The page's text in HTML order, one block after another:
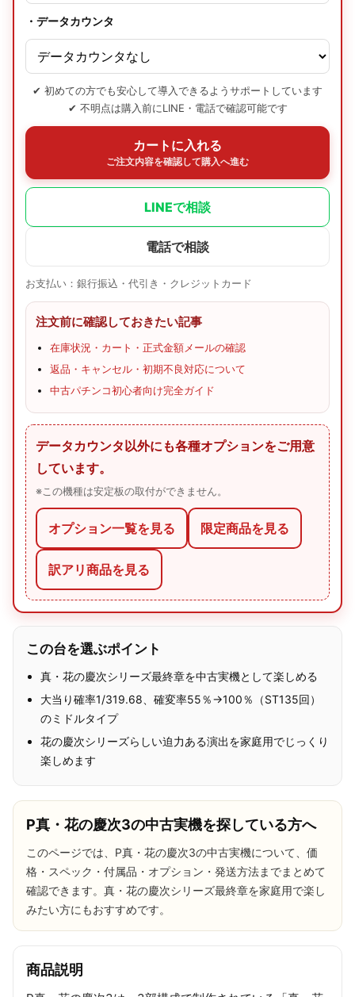
・データカウンタ
✔ 初めての方でも安心して導入できるようサポートしています
✔ 不明点は購入前にLINE・電話で確認可能です
カートに入れる
ご注文内容を確認して購入へ進む
LINEで相談
電話で相談
お支払い：銀行振込・代引き・クレジットカード
注文前に確認しておきたい記事
在庫状況・カート・正式金額メールの確認
返品・キャンセル・初期不良対応について
中古パチンコ初心者向け完全ガイド
データカウンタ以外にも各種オプションをご用意
しています。
※この機種は安定板の取付ができません。
オプション一覧を見る 限定商品を見る
訳アリ商品を見る
この台を選ぶポイント
真・花の慶次シリーズ最終章を中古実機として楽しめる
大当り確率1/319.68、確変率55％→100％（ST135回）
のミドルタイプ
花の慶次シリーズらしい迫力ある演出を家庭用でじっくり
楽しめます
P真・花の慶次3の中古実機を探している方へ
このページでは、P真・花の慶次3の中古実機について、価
格・スペック・付属品・オプション・発送方法までまとめて
確認できます。真・花の慶次シリーズ最終章を家庭用で楽し
みたい方にもおすすめです。
商品説明